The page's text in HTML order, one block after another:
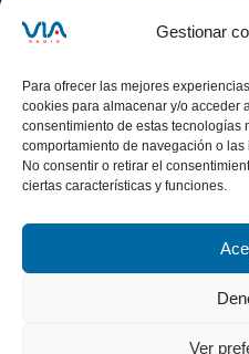
Gestionar
Para ofrecer las mejores
cookies para almacenar y/o acceder
consentimiento de estas tecnologías
comportamiento de navegación o
No consentir o retirar el
ciertas características y funciones.
Ver
via-radio.com ©